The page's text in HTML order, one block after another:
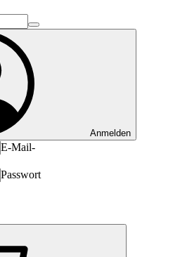
Anmelden
E-Mail-
Passwort